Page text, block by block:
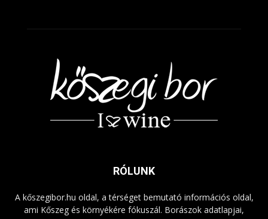
RÓLUNK
A kőszegibor.hu oldal, a térséget bemutató információs oldal,
ami Kőszeg és környékére fókuszál. Borászok adatlapjai,